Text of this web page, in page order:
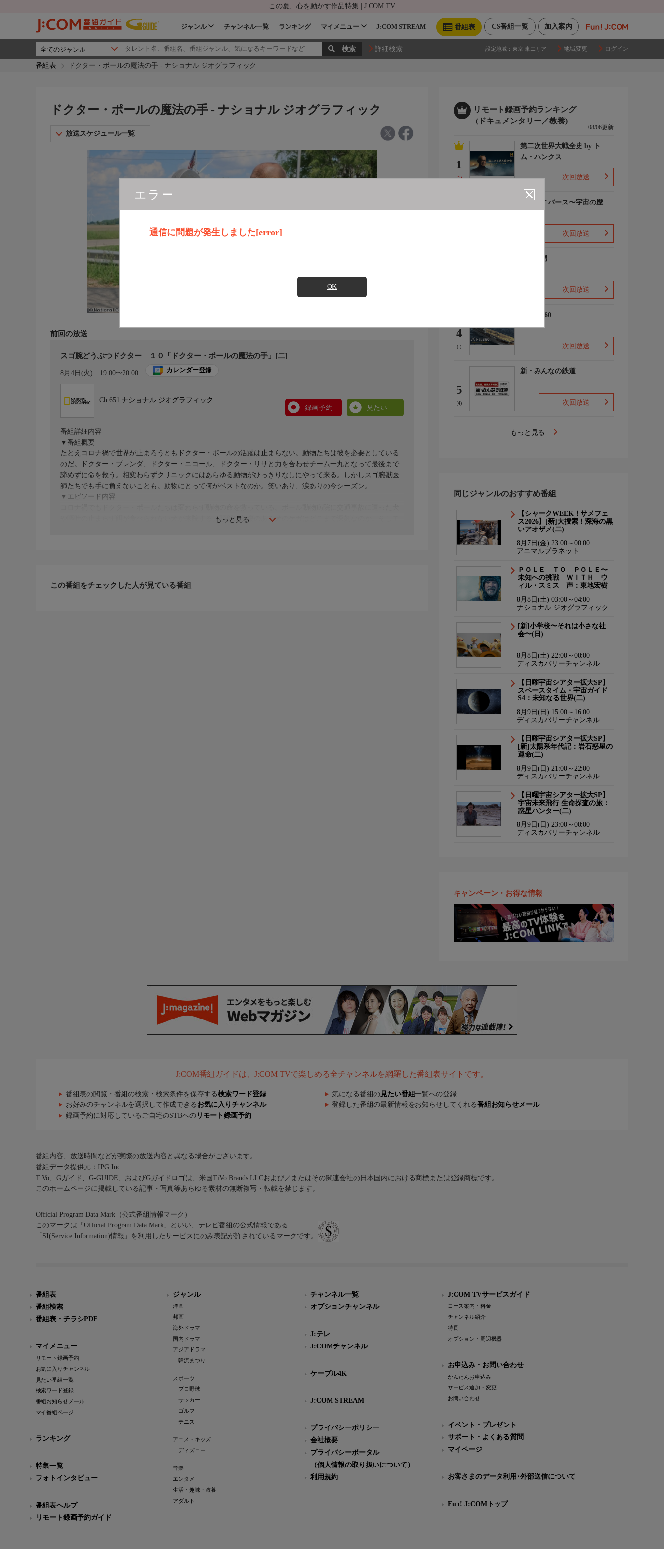
この夏、心を動かす作品特集 | J:COM TV
加入案内
CS番組一覧
番組表
ジャンル チャンネル一覧 ランキング マイメニュー J:COM STREAM
詳細検索 設定地域： 東京 東エリア 地域変更 ログイン
番組表 ドクター・ポールの魔法の手 - ナショナル ジオグラフィック
エラー
通信に問題が発生しました[error]
OK
ドクター・ポールの魔法の手 - ナショナル ジオグラフィック
放送スケジュール一覧
前回の放送
スゴ腕どうぶつドクター １０「ドクター・ポールの魔法の手」[二]
8月4日(火) 19:00〜20:00 カレンダー登録
Ch.651 ナショナル ジオグラフィック
録画予約
見たい
もっと見る
番組詳細内容
▼番組概要
たとえコロナ禍で世界が止まろうともドクター・ポールの活躍は止まらない。動物たちは彼を必要としている
のだ。ドクター・ブレンダ、ドクター・ニコール、ドクター・リサと力を合わせチーム一丸となって最後まで
諦めずに命を救う。相変わらずクリニックにはあらゆる動物がひっきりなしにやって来る。しかしスゴ腕獣医
師たちでも手に負えないことも。動物にとって何がベストなのか。笑いあり、涙ありの今シーズン。
▼エピソード内容
や嘔吐の止まらず餌が食べられない犬が来院する。頭部に外傷のある犬のケガはどこまで深刻なのか。そして
この番組をチェックした人が見ている番組
リモート録画予約ランキング
(ドキュメンタリー／教養)
08/06更新
1
(1)
第二次世界大戦全史 by ト
ム・ハンクス
次回放送
ザ・ユニバース〜宇宙の歴
次回放送
ザ・森男
次回放送
4
(-)
バトル360
次回放送
5
(4)
新・みんなの鉄道
次回放送
もっと見る
同じジャンルのおすすめ番組
【シャークWEEK！サメフェ
ス2026】[新]大捜索！深海の黒
いアオザメ(二)
8月7日(金) 23:00～00:00
アニマルプラネット
ＰＯＬＥ ＴＯ ＰＯＬＥ〜
未知への挑戦 ＷＩＴＨ ウ
ィル・スミス 声：東地宏樹
8月8日(土) 03:00～04:00
ナショナル ジオグラフィック
[新]小学校〜それは小さな社
会〜(日)
8月8日(土) 22:00～00:00
ディスカバリーチャンネル
【日曜宇宙シアター拡大SP】
スペースタイム・宇宙ガイド
S4：未知なる世界(二)
8月9日(日) 15:00～16:00
ディスカバリーチャンネル
【日曜宇宙シアター拡大SP】
[新]太陽系年代記：岩石惑星の
運命(二)
8月9日(日) 21:00～22:00
ディスカバリーチャンネル
【日曜宇宙シアター拡大SP】
宇宙未来飛行 生命探査の旅：
惑星ハンター(二)
8月9日(日) 23:00～00:00
ディスカバリーチャンネル
キャンペーン・お得な情報
J:COM番組ガイドは、J:COM TVで楽しめる全チャンネルを網羅した番組表サイトです。
番組表の閲覧・番組の検索・検索条件を保存する検索ワード登録 気になる番組の 見たい番組 一覧への登録
お好みのチャンネルを選択して作成できる お気に入りチャンネル 登録した番組の最新情報をお知らせしてくれる番組お知らせメール
録画予約に対応しているご自宅のSTBへの リモート録画予約
番組内容、放送時間などが実際の放送内容と異なる場合がございます。
番組データ提供元：IPG Inc.
TiVo、Gガイド、G-GUIDE、およびGガイドロゴは、米国TiVo Brands LLCおよび／またはその関連会社の日本国内における商標または登録商標です。
このホームページに掲載している記事・写真等あらゆる素材の無断複写・転載を禁じます。
Official Program Data Mark（公式番組情報マーク）
このマークは「Official Program Data Mark」といい、テレビ番組の公式情報である
「SI(Service Information)情報」を利用したサービスにのみ表記が許されているマークです。
番組表
番組検索
番組表・チラシPDF
マイメニュー
リモート録画予約
お気に入りチャンネル
見たい番組一覧
検索ワード登録
番組お知らせメール
マイ番組ページ
ランキング
特集一覧
フォトインタビュー
番組表ヘルプ
リモート録画予約ガイド
ジャンル
洋画
邦画
海外ドラマ
国内ドラマ
アジアドラマ
韓流まつり
スポーツ
プロ野球
サッカー
ゴルフ
テニス
アニメ・キッズ
ディズニー
音楽
エンタメ
生活・趣味・教養
アダルト
チャンネル一覧
オプションチャンネル
J:テレ
J:COMチャンネル
ケーブル4K
J:COM STREAM
プライバシーポリシー
会社概要
プライバシーポータル
（個人情報の取り扱いについて）
利用規約
J:COM TVサービスガイド
コース案内・料金
チャンネル紹介
特長
オプション・周辺機器
お申込み・お問い合わせ
かんたんお申込み
サービス追加・変更
お問い合わせ
イベント・プレゼント
サポート・よくある質問
マイページ
お客さまのデータ利用･外部送信について
Fun! J:COMトップ